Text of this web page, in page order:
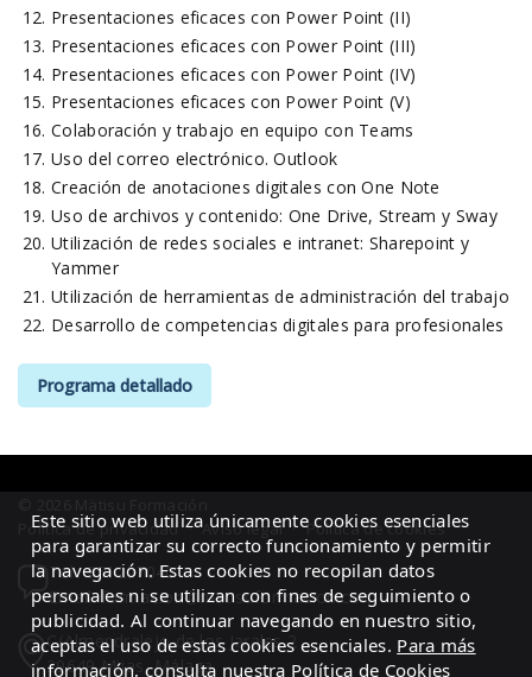
Presentaciones eficaces con Power Point (II)
Presentaciones eficaces con Power Point (III)
Presentaciones eficaces con Power Point (IV)
Presentaciones eficaces con Power Point (V)
Colaboración y trabajo en equipo con Teams
Uso del correo electrónico. Outlook
Creación de anotaciones digitales con One Note
Uso de archivos y contenido: One Drive, Stream y Sway
Utilización de redes sociales e intranet: Sharepoint y
Yammer
Utilización de herramientas de administración del trabajo
Desarrollo de competencias digitales para profesionales
Programa detallado
Política de privacidad · Aviso legal · Política de cookies
Tel.: 951207040
Email: formacion@matisuformacion.com
C/Almendralejo de los Jarales 2
29649 Mijas, Málaga
Este sitio web utiliza únicamente cookies esenciales
para garantizar su correcto funcionamiento y permitir
la navegación. Estas cookies no recopilan datos
personales ni se utilizan con fines de seguimiento o
publicidad. Al continuar navegando en nuestro sitio,
aceptas el uso de estas cookies esenciales. Para más
información, consulta nuestra Política de Cookies